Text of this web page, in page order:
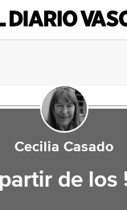
Cecilia Casado
de los